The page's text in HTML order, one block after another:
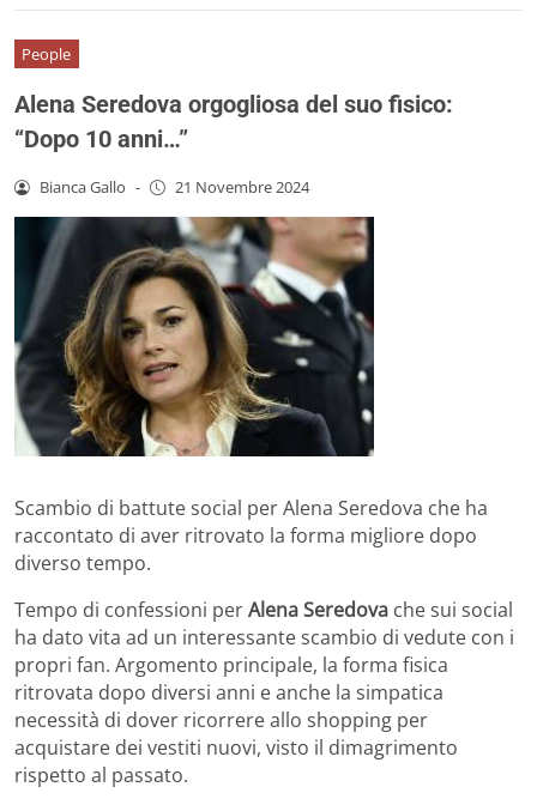
People
Alena Seredova orgogliosa del suo fisico:
“Dopo 10 anni…”
Bianca Gallo - 21 Novembre 2024
Scambio di battute social per Alena Seredova che ha
raccontato di aver ritrovato la forma migliore dopo
diverso tempo.
Tempo di confessioni perAlena Seredova che sui social
ha dato vita ad un interessante scambio di vedute con i
propri fan. Argomento principale, la forma fisica
ritrovata dopo diversi anni e anche la simpatica
necessità di dover ricorrere allo shopping per
acquistare dei vestiti nuovi, visto il dimagrimento
rispetto al passato.